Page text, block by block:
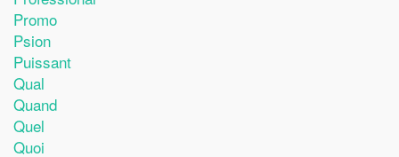
Promo
Psion
Puissant
Qual
Quand
Quel
Quoi